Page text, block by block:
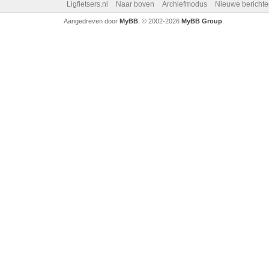
Ligfietsers.nl Naar boven Archiefmodus Nieuwe
Aangedreven door MyBB, © 2002-2026 MyBB Group.